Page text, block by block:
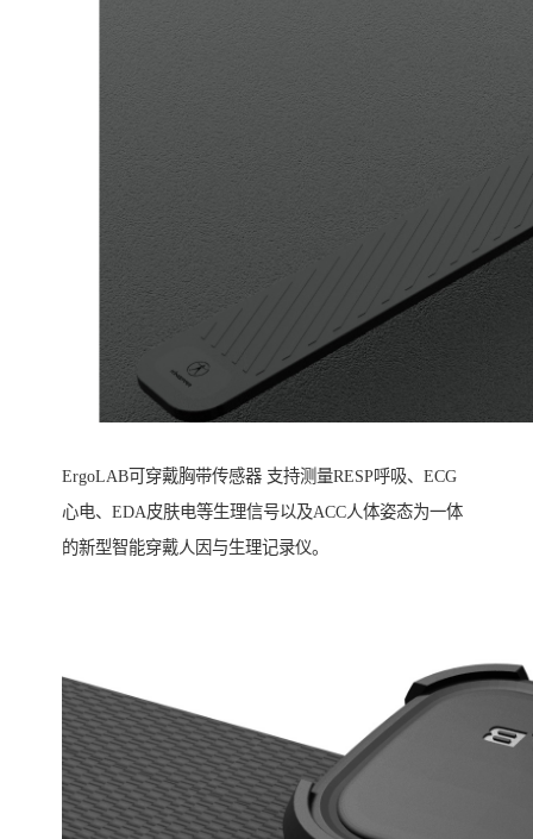
ErgoLAB可穿戴胸带传感器 支持测量RESP呼吸、ECG
心电、EDA皮肤电等生理信号以及ACC人体姿态为一体
的新型智能穿戴人因与生理记录仪。